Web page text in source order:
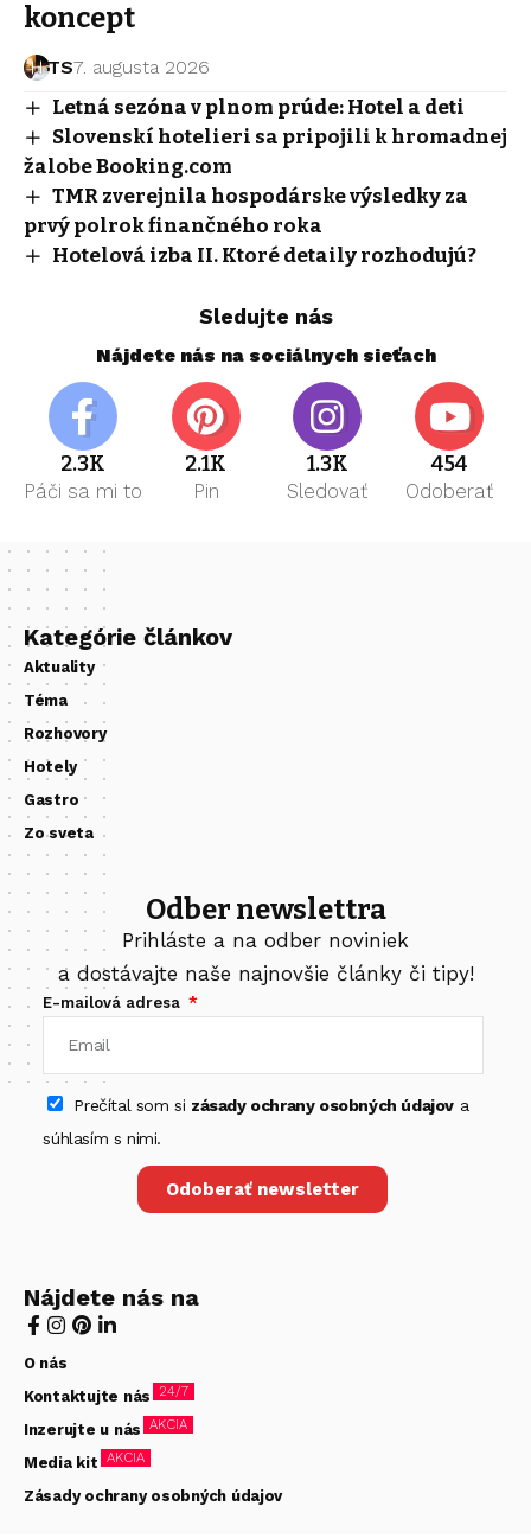
koncept
TS7. augusta 2026
Letná sezóna v plnom prúde: Hotel a deti
Slovenskí hotelieri sa pripojili k hromadnej
žalobe Booking.com
TMR zverejnila hospodárske výsledky za
prvý polrok finančného roka
Hotelová izba II. Ktoré detaily rozhodujú?
Sledujte nás
Nájdete nás na sociálnych sieťach
2.3K
Páči sa mi to
2.1K
Pin
1.3K
Sledovať
454
Odoberať
Kategórie článkov
Aktuality
Téma
Rozhovory
Hotely
Gastro
Zo sveta
Odber newslettra
Prihláste a na odber noviniek
a dostávajte naše najnovšie články či tipy!
E-mailová adresa
Prečítal som si zásady ochrany osobných údajova
súhlasím s nimi.
Odoberať newsletter
Nájdete nás na
O nás
Kontaktujte nás 24/7
Inzerujte u nás AKCIA
Media kit AKCIA
Zásady ochrany osobných údajov